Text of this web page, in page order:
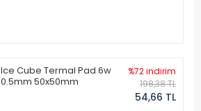
Ice Cube Termal Pad 6w
0.5mm 50x50mm
%72 indirim
198,38 TL
54,66 TL